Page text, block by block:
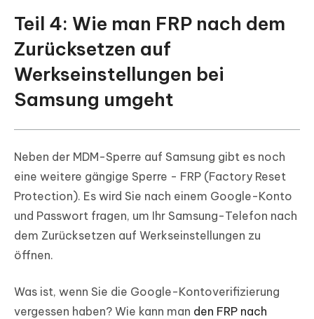
Teil 4: Wie man FRP nach dem
Zurücksetzen auf
Werkseinstellungen bei
Samsung umgeht
Neben der MDM-Sperre auf Samsung gibt es noch
eine weitere gängige Sperre - FRP (Factory Reset
Protection). Es wird Sie nach einem Google-Konto
und Passwort fragen, um Ihr Samsung-Telefon nach
dem Zurücksetzen auf Werkseinstellungen zu
öffnen.
Was ist, wenn Sie die Google-Kontoverifizierung
vergessen haben? Wie kann man den FRP nach